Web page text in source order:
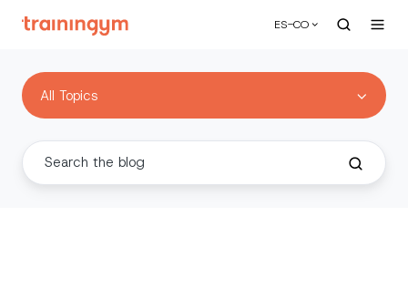
ES-CO
All Topics